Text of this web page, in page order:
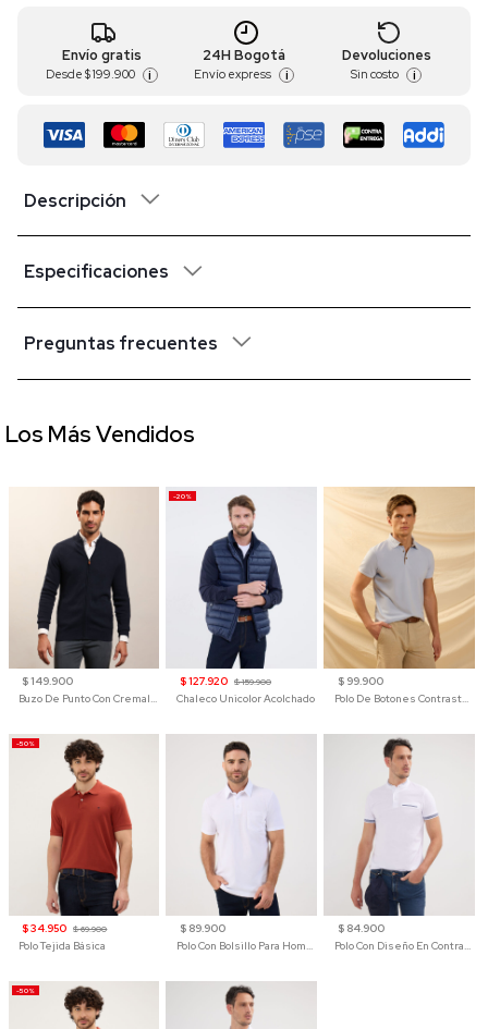
Envío gratis
Desde $ 199.900 i
24H Bogotá
Envío express i
Devoluciones
Sin costo i
Descripción
Especificaciones
Preguntas frecuentes
$ 149.900
Buzo De Punto Con Cremallera Para Hombre
-20%
$ 127.920 $ 159.900
Chaleco Unicolor Acolchado
$ 99.900
Polo De Botones Contraste Para Hombre
-50%
$ 34.950 $ 69.900
Polo Tejida Básica
$ 89.900
Polo Con Bolsillo Para Hombre
$ 84.900
Polo Con Diseño En Contraste
-50%
Los Más Vendidos